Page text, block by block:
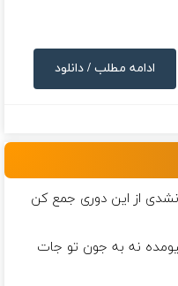
ادامه مطلب / دانلود
از این دوری جمع کن
نه به جون تو جات